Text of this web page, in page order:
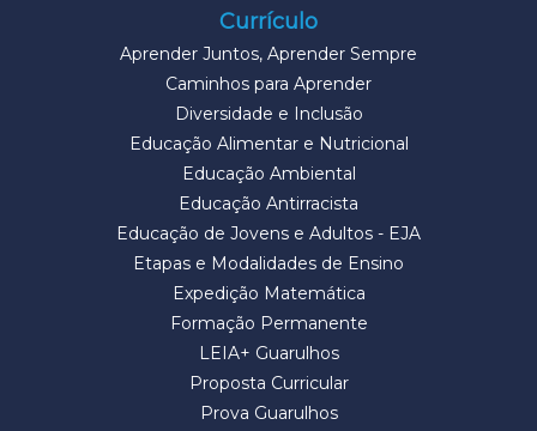
Currículo
Aprender Juntos, Aprender Sempre
Caminhos para Aprender
Diversidade e Inclusão
Educação Alimentar e Nutricional
Educação Ambiental
Educação Antirracista
Educação de Jovens e Adultos - EJA
Etapas e Modalidades de Ensino
Expedição Matemática
Formação Permanente
LEIA+ Guarulhos
Proposta Curricular
Prova Guarulhos